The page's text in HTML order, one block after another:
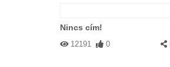
Nincs cím!
12191 0